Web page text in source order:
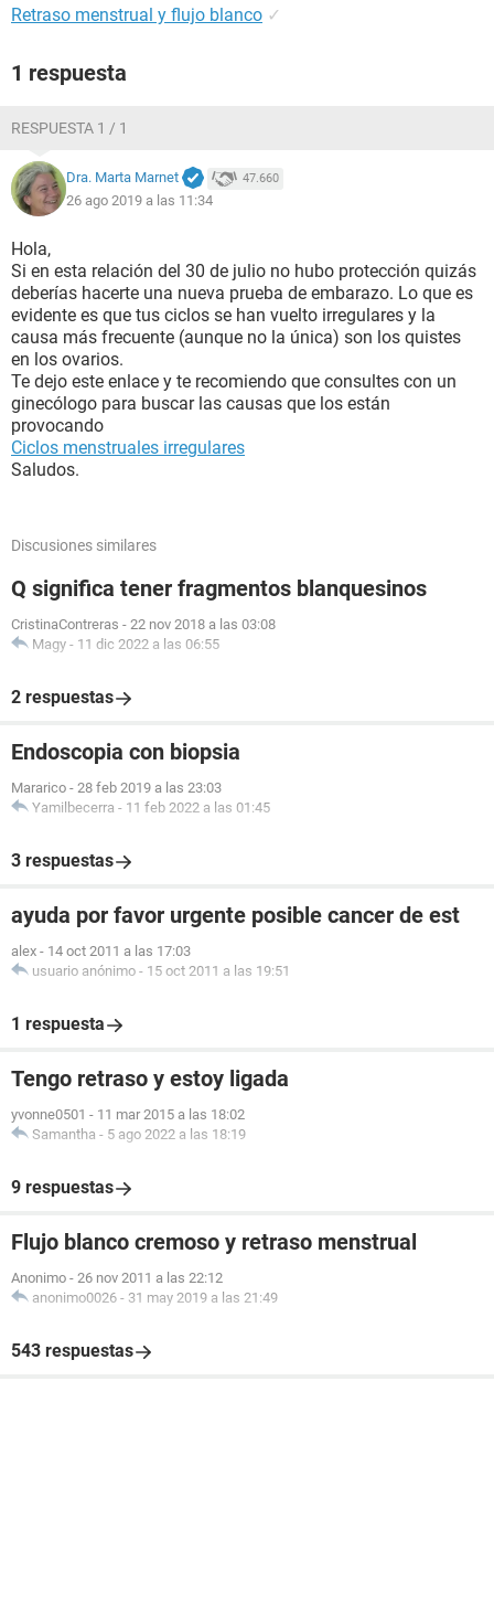
Retraso menstrual y flujo blanco ✓
1 respuesta
RESPUESTA 1 / 1
Dra. Marta Marnet 47.660
26 ago 2019 a las 11:34
Hola,
Si en esta relación del 30 de julio no hubo protección quizás
deberías hacerte una nueva prueba de embarazo. Lo que es
evidente es que tus ciclos se han vuelto irregulares y la
causa más frecuente (aunque no la única) son los quistes
en los ovarios.
Te dejo este enlace y te recomiendo que consultes con un
ginecólogo para buscar las causas que los están
provocando
Ciclos menstruales irregulares
Saludos.
Discusiones similares
Q significa tener fragmentos blanquesinos
CristinaContreras - 22 nov 2018 a las 03:08
Magy - 11 dic 2022 a las 06:55
2 respuestas
Endoscopia con biopsia
Mararico - 28 feb 2019 a las 23:03
Yamilbecerra - 11 feb 2022 a las 01:45
3 respuestas
ayuda por favor urgente posible cancer de est
alex - 14 oct 2011 a las 17:03
usuario anónimo - 15 oct 2011 a las 19:51
1 respuesta
Tengo retraso y estoy ligada
yvonne0501 - 11 mar 2015 a las 18:02
Samantha - 5 ago 2022 a las 18:19
9 respuestas
Flujo blanco cremoso y retraso menstrual
Anonimo - 26 nov 2011 a las 22:12
anonimo0026 - 31 may 2019 a las 21:49
543 respuestas